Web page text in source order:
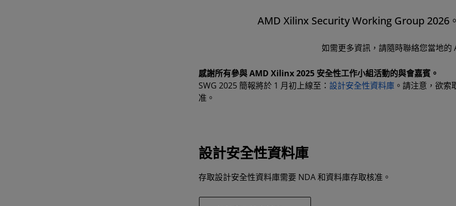
AMD Xilinx Security Working Group 2026
如需更多資訊，請隨時聯絡您當地的
感謝所有參與 AMD Xilinx 2025 安全性工作小組活動的與會嘉賓。
SWG 2025 簡報將於 1 月初上線至： 設計安全性資料庫。請注意，欲索
准。
設計安全性資料庫
存取設計安全性資料庫需要 NDA 和資料庫存取核准。